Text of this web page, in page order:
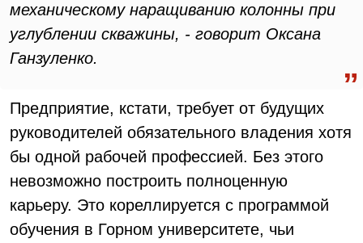
механическому наращиванию колонны при
углублении скважины, - говорит Оксана
Ганзуленко.
Предприятие, кстати, требует от будущих
руководителей обязательного владения хотя
бы одной рабочей профессией. Без этого
невозможно построить полноценную
карьеру. Это кореллируется с программой
обучения в Горном университете, чьи